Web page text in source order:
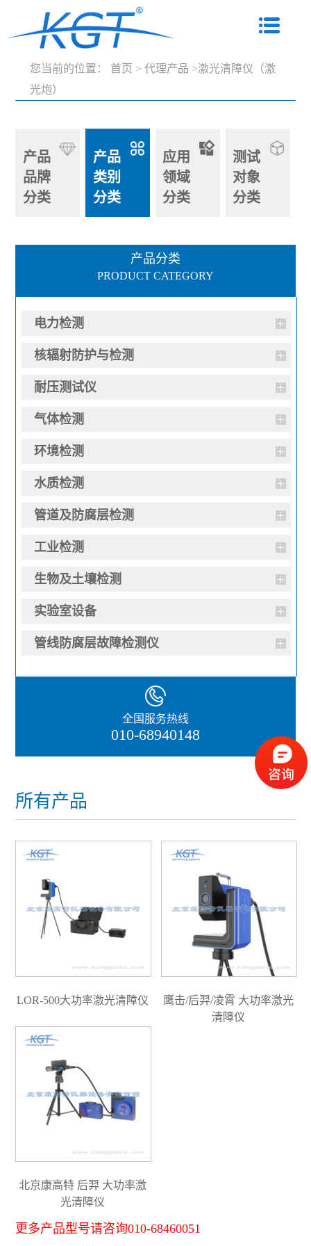
您当前的位置： 首页 > 代理产品 >激光清障仪（激
光炮）
产品
品牌
分类
产品
类别
分类
应用
领域
分类
测试
对象
分类
产品分类
PRODUCT CATEGORY
电力检测
核辐射防护与检测
耐压测试仪
气体检测
环境检测
水质检测
管道及防腐层检测
工业检测
生物及土壤检测
实验室设备
管线防腐层故障检测仪
全国服务热线
010-68940148
所有产品
LOR-500大功率激光清障仪
鹰击/后羿/凌霄 大功率激光
清障仪
北京康高特 后羿 大功率激
光清障仪
更多产品型号请咨询010-68460051